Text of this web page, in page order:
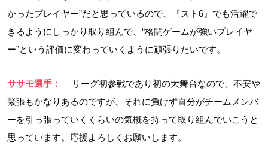
かったプレイヤー”だと思っているので、『スト6』でも活躍で
きるようにしっかり取り組んで、“格闘ゲームが強いプレイヤ
ー”という評価に変わっていくように頑張りたいです。
ササモ選手：
リーグ初参戦であり初の大舞台なので、不安や
緊張もかなりあるのですが、それに負けず自分がチームメンバ
ーを引っ張っていくくらいの気概を持って取り組んでいこうと
思っています。応援よろしくお願いします。